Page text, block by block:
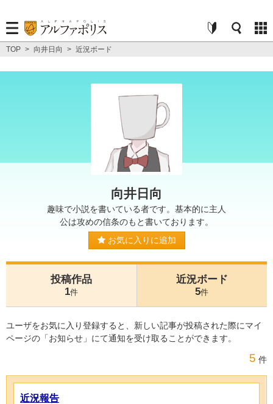
TOP > 向井日向 > 近況ボード
向井日向
趣味で小説を書いている者です。基本的に主人
公は攻めの信条のもと書いております。
お気に入りに追加
投稿作品
1件
近況ボード
5件
ユーザをお気に入り登録すると、新しい記事が投稿された際にマイ
ページの「お知らせ」にて通知を受け取ることができます。
5 件
近況報告